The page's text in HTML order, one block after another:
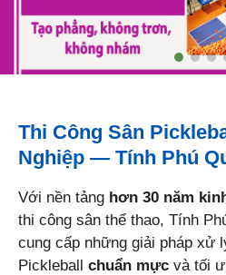
Thi Công Sân
Nghiệp — Tính Phú
Với nền tảng hơn 30 năm
thi công sân thể thao, Tính
cung cấp những giải pháp xử
Pickleball chuẩn mực và tối